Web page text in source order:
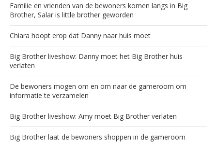
Familie en vrienden van de bewoners komen langs in Big
Brother, Salar is little brother geworden
Chiara hoopt erop dat Danny naar huis moet
Big Brother liveshow: Danny moet het Big Brother huis
verlaten
De bewoners mogen om en om naar de gameroom om
informatie te verzamelen
Big Brother liveshow: Amy moet Big Brother verlaten
Big Brother laat de bewoners shoppen in de gameroom